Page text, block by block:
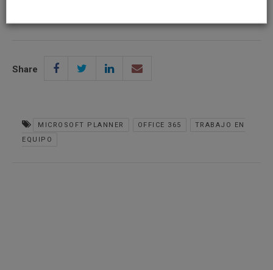
Share
MICROSOFT PLANNER OFFICE 365
TRABAJO EN
EQUIPO